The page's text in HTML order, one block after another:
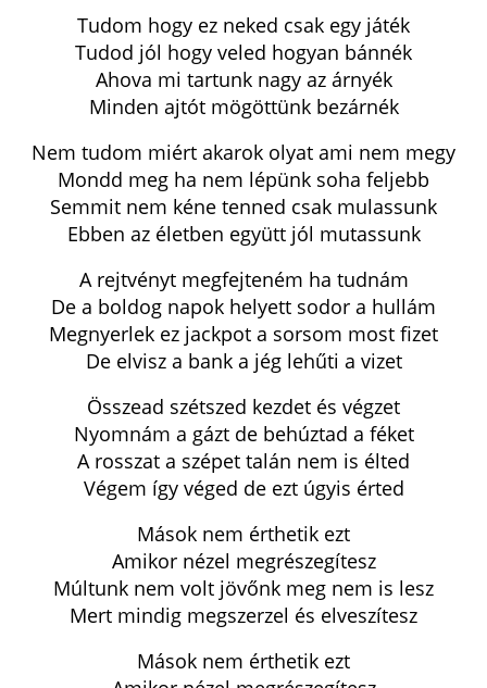
Tudom hogy ez neked csak egy játék
Tudod jól hogy veled hogyan bánnék
Ahova mi tartunk nagy az árnyék
Minden ajtót mögöttünk bezárnék
Nem tudom miért akarok olyat ami nem megy
Mondd meg ha nem lépünk soha feljebb
Semmit nem kéne tenned csak mulassunk
Ebben az életben együtt jól mutassunk
A rejtvényt megfejteném ha tudnám
De a boldog napok helyett sodor a hullám
Megnyerlek ez jackpot a sorsom most fizet
De elvisz a bank a jég lehűti a vizet
Összead szétszed kezdet és végzet
Nyomnám a gázt de behúztad a féket
A rosszat a szépet talán nem is élted
Végem így véged de ezt úgyis érted
Mások nem érthetik ezt
Amikor nézel megrészegítesz
Múltunk nem volt jövőnk meg nem is lesz
Mert mindig megszerzel és elveszítesz
Mások nem érthetik ezt